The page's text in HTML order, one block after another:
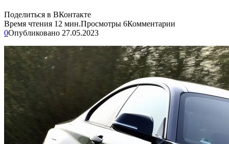
Поделиться в ВКонтакте
Время чтения 12 мин.Просмотры 6Комментарии
0Опубликовано 27.05.2023